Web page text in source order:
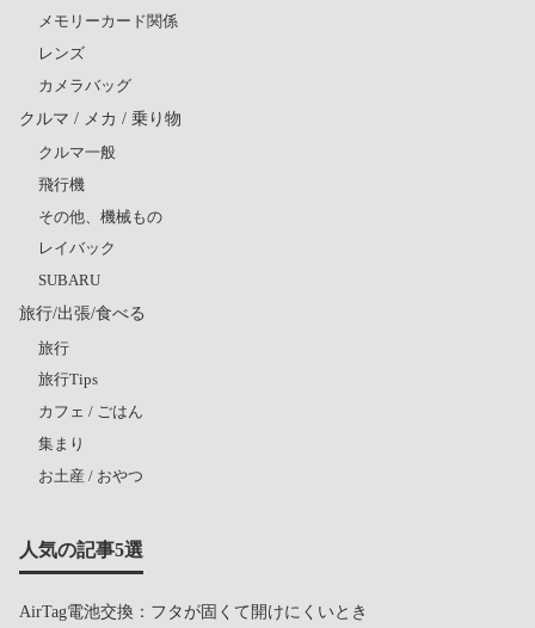
メモリーカード関係
レンズ
カメラバッグ
クルマ / メカ / 乗り物
クルマ一般
飛行機
その他、機械もの
レイバック
SUBARU
旅行/出張/食べる
旅行
旅行Tips
カフェ / ごはん
集まり
お土産 / おやつ
人気の記事5選
AirTag電池交換：フタが固くて開けにくいとき